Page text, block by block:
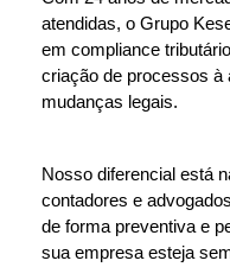
atendidas, o Grupo
em compliance
criação de processos à
mudanças legais.
Nosso diferencial está
contadores e
de forma preventiva e
sua empresa esteja